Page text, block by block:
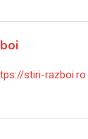
stiri-razboi.ro